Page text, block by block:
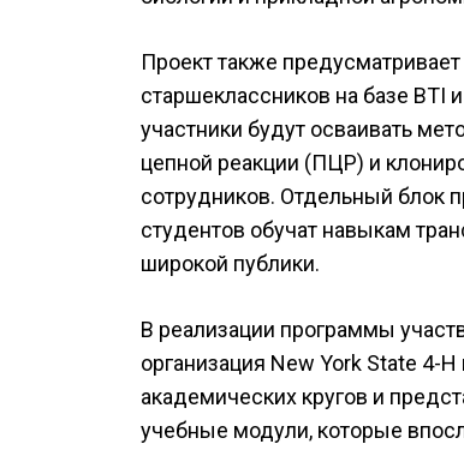
Проект также
старшеклассников на базе BTI
участники будут осваивать
цепной реакции (ПЦР) и
сотрудников. Отдельный блок
студентов обучат навыкам
широкой публики.
В реализации программы
организация New York State 4-
академических кругов и
учебные модули, которые